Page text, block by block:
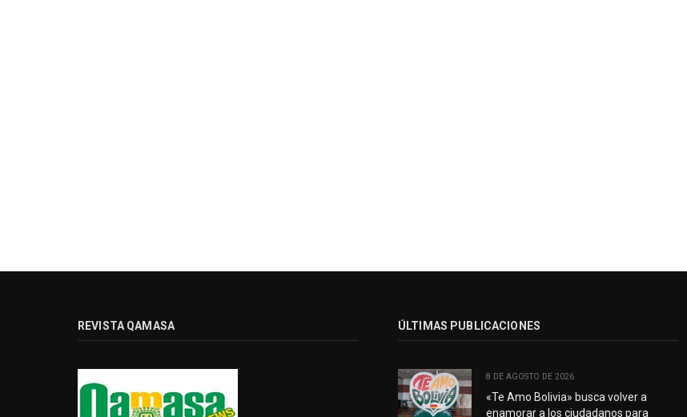
REVISTA QAMASA ÚLTIMAS PUBLICACIONES
8 DE AGOSTO DE 2026
«Te Amo Bolivia» busca volver a
enamorar a los ciudadanos para